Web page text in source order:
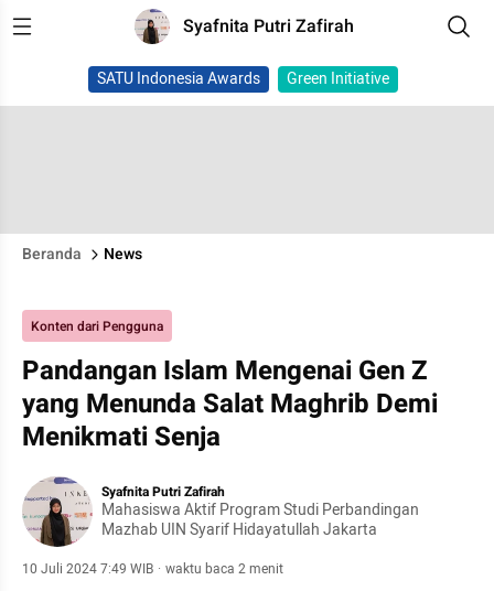
Syafnita Putri Zafirah
SATU Indonesia Awards Green Initiative
Beranda News
Konten dari Pengguna
Pandangan Islam Mengenai Gen Z
yang Menunda Salat Maghrib Demi
Menikmati Senja
Syafnita Putri Zafirah
Mahasiswa Aktif Program Studi Perbandingan
Mazhab UIN Syarif Hidayatullah Jakarta
10 Juli 2024 7:49 WIB · waktu baca 2 menit